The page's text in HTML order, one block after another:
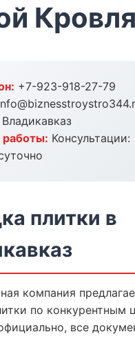
Кровля
+7-923-918-27-79
Владикавказ
Консультации:
плитки в
компания
по конкурентным
все